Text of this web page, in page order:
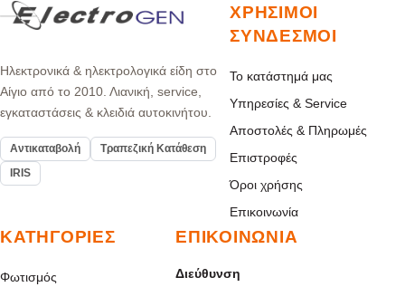
Ηλεκτρονικά & ηλεκτρολογικά είδη στο
Αίγιο από το 2010. Λιανική, service,
εγκαταστάσεις & κλειδιά αυτοκινήτου.
Αντικαταβολή
Τραπεζική Κατάθεση
IRIS
ΧΡΉΣΙΜΟΙ
ΣΎΝΔΕΣΜΟΙ
Το κατάστημά μας
Υπηρεσίες & Service
Αποστολές & Πληρωμές
Επιστροφές
Όροι χρήσης
Επικοινωνία
ΚΑΤΗΓΟΡΊΕΣ
Φωτισμός
ΕΠΙΚΟΙΝΩΝΊΑ
Διεύθυνση